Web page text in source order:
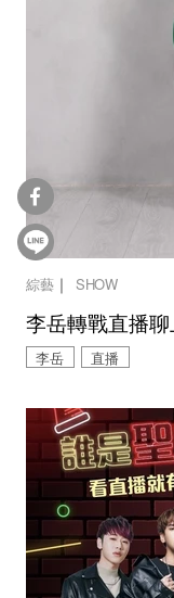
綜藝｜ SHOW
李岳轉戰直播
李岳 直播